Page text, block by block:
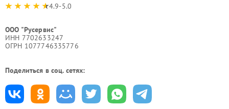
4.9-5.0
ООО "Русервис"
ИНН 7702633247
ОГРН 1077746335776
Поделиться в соц. сетях: